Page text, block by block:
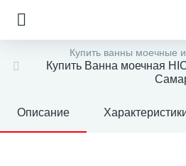
Купить ванны моечные
Купить Ванна моечная
Описание